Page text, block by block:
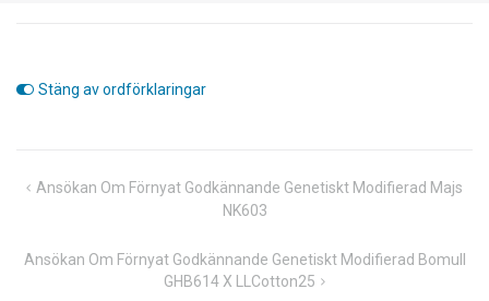
Stäng av ordförklaringar
Inläggsnavigering
Ansökan Om Förnyat Godkännande Genetiskt Modifierad Majs
NK603
Ansökan Om Förnyat Godkännande Genetiskt Modifierad Bomull
GHB614 X LLCotton25